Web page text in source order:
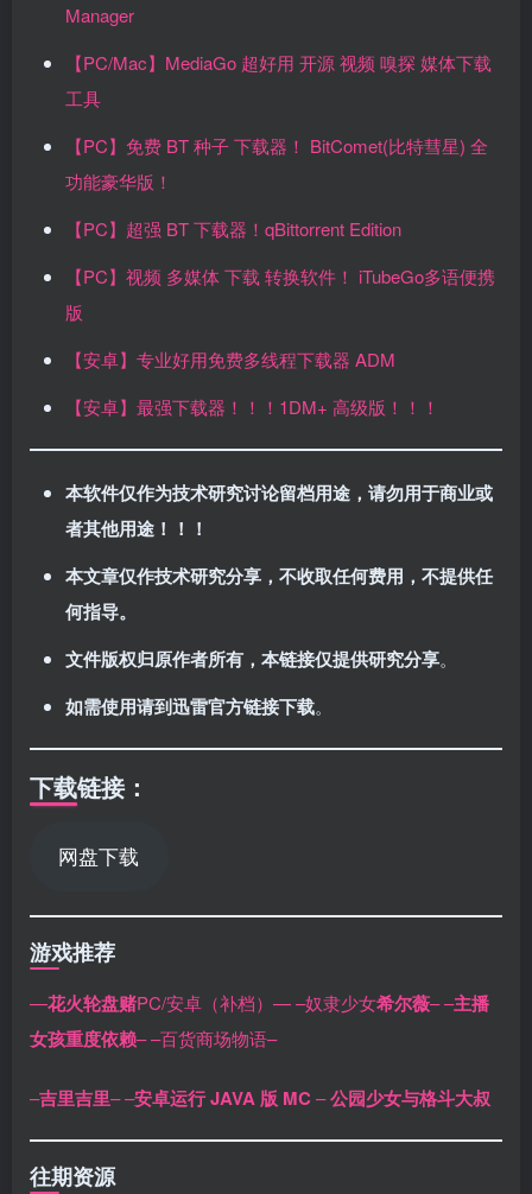
Manager
【PC/Mac】MediaGo 超好用 开源 视频 嗅探 媒体下载
工具
【PC】免费 BT 种子 下载器！ BitComet(比特彗星) 全
功能豪华版！
【PC】超强 BT 下载器！qBittorrent Edition
【PC】视频 多媒体 下载 转换软件！ iTubeGo多语便携
版
【安卓】专业好用免费多线程下载器 ADM
【安卓】最强下载器！！！1DM+ 高级版！！！
本软件仅作为技术研究讨论留档用途，请勿用于商业或
者其他用途！！！
本文章仅作技术研究分享，不收取任何费用，不提供任
何指导。
文件版权归原作者所有，本链接仅提供研究分享。
如需使用请到迅雷官方链接下载。
下载链接：
网盘下载
游戏推荐
—花火轮盘赌PC/安卓（补档）—–奴隶少女希尔薇––主播
女孩重度依赖––百货商场物语–
–吉里吉里––安卓运行 JAVA 版 MC–公园少女与格斗大叔
往期资源